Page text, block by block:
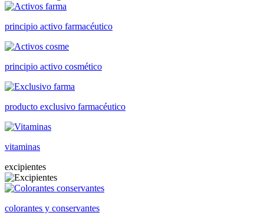
principio activo farmacéutico
principio activo cosmético
producto exclusivo farmacéutico
vitaminas
excipientes
colorantes y conservantes